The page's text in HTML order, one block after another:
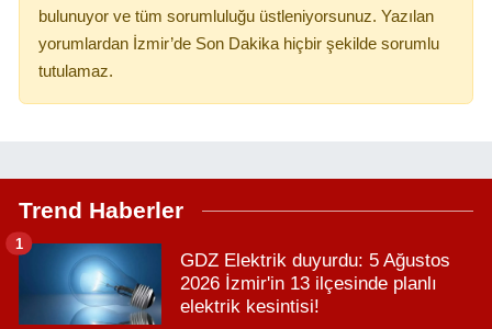
bulunuyor ve tüm sorumluluğu üstleniyorsunuz. Yazılan
yorumlardan İzmir’de Son Dakika hiçbir şekilde sorumlu
tutulamaz.
Trend Haberler
GDZ Elektrik duyurdu: 5 Ağustos
2026 İzmir'in 13 ilçesinde planlı
elektrik kesintisi!
1